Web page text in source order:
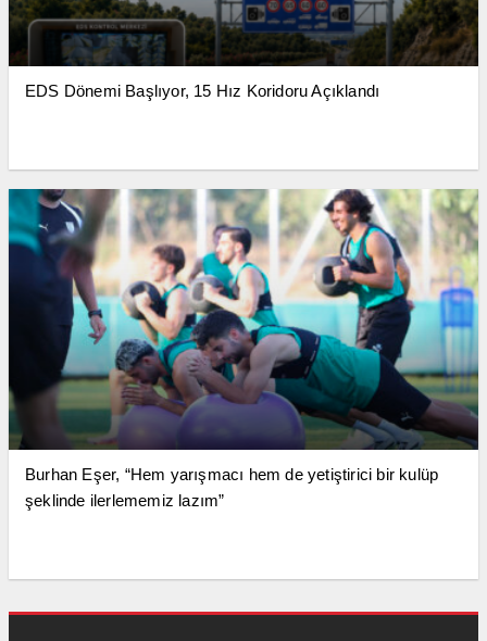
EDS Dönemi Başlıyor, 15 Hız Koridoru Açıklandı
Burhan Eşer, “Hem yarışmacı hem de yetiştirici bir kulüp
şeklinde ilerlememiz lazım”